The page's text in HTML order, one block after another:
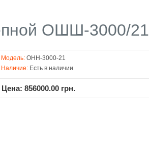
ОШШ-3000/21
Модель: OHH-3000-21
Наличие: Есть в наличии
Цена: 856000.00 грн.